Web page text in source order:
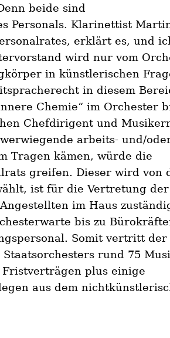
beide sind
Personals. Klarinettist
erklärt es, und
wird nur vom
in künstlerischen
in diesem
Chemie“ im Orchester
Chefdirigent und
arbeits- und/
Tragen kämen, würde die
greifen. Dieser wird von
ist für die Vertretung der
im Haus
bis zu
Somit vertritt der
rund 75
plus einige
aus dem